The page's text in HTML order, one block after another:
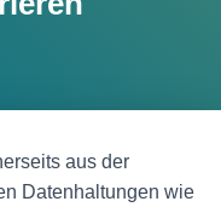
L
aus der
Datenhaltungen wie